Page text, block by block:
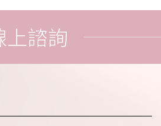
上諮詢